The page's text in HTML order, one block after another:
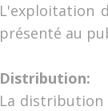
L'exploitation
présenté au
Distribution:
La distribution